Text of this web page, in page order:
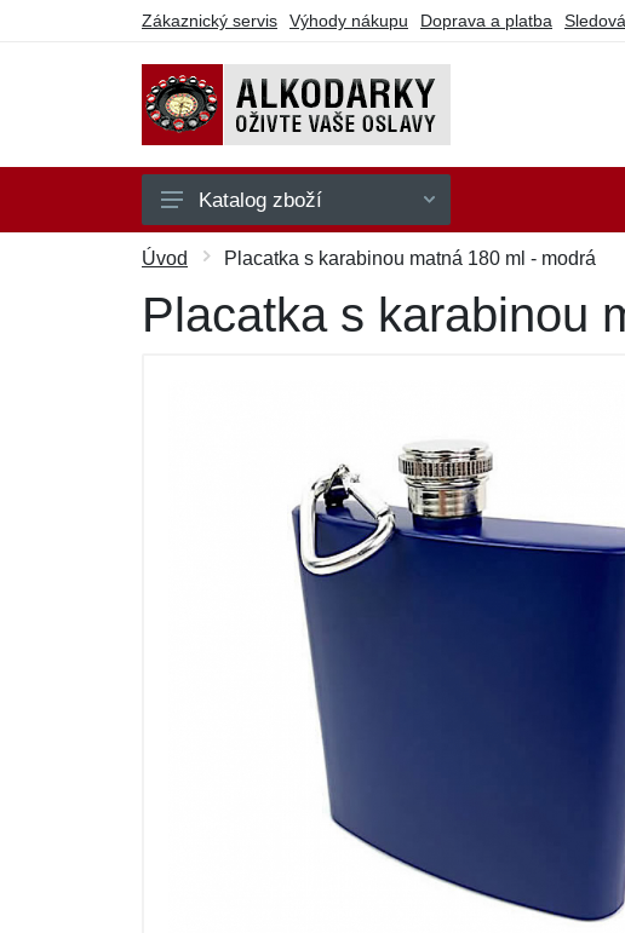
Zákaznický servis Výhody nákupu Doprava a platba
Na hraní
Na party
Katalog zboží
Úvod Placatka s karabinou matná 180 ml - modrá
Placatka s karabinou